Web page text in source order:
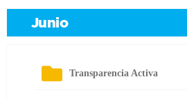
Junio
Transparencia Activa